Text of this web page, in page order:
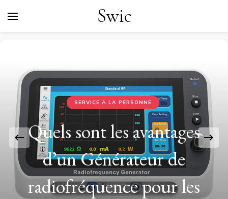
Swic
SERVICE A LA PERSONNE
Quels sont les avantages
d’un Générateur de
radiofréquence pour les